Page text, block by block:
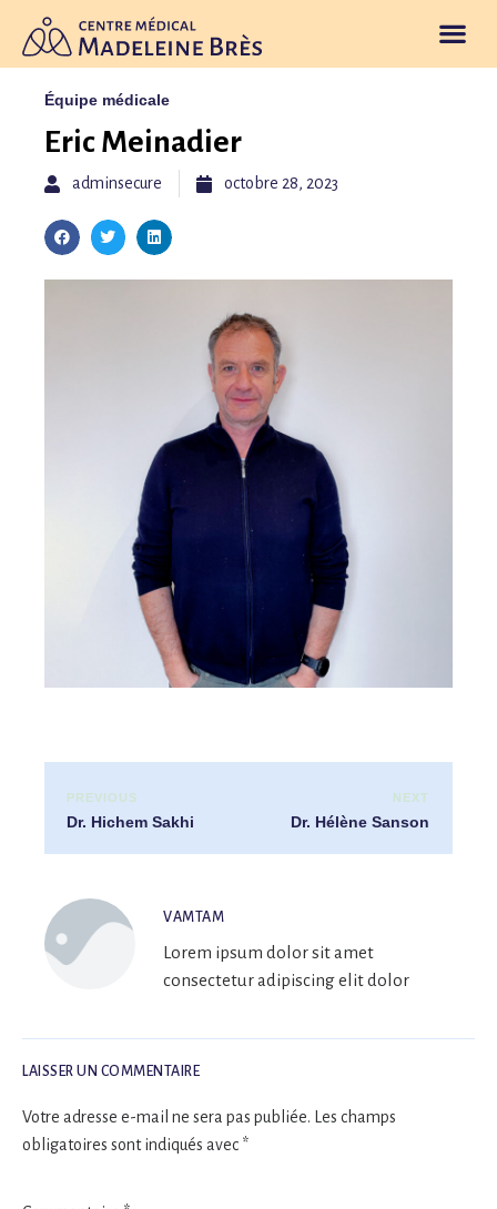
Équipe médicale
Eric Meinadier
adminsecure octobre 28, 2023
PREVIOUS
Dr. Hichem Sakhi
NEXT
Dr. Hélène Sanson
VAMTAM
Lorem ipsum dolor sit amet
consectetur adipiscing elit dolor
LAISSER UN COMMENTAIRE
Votre adresse e-mail ne sera pas publiée. Les champs
obligatoires sont indiqués avec *